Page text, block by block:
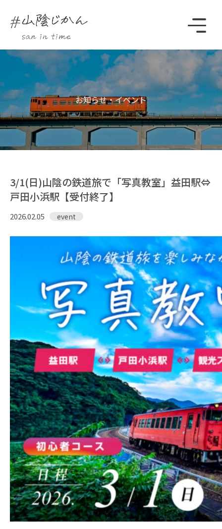
駅・観光スポットをさがす
Instagram
時刻表
TOP
フォトスポット
お知らせ＆イベント
旅プラン
フォトダウンロード（無料）
プライバシーポリシー
サイトポリシー
運営団体
お問い合わせ
お知らせ・イベント
3/1(日)山陰の鉄道旅で「写真教室」益田駅⇔
戸田小浜駅【受付終了】
2026.02.05 event